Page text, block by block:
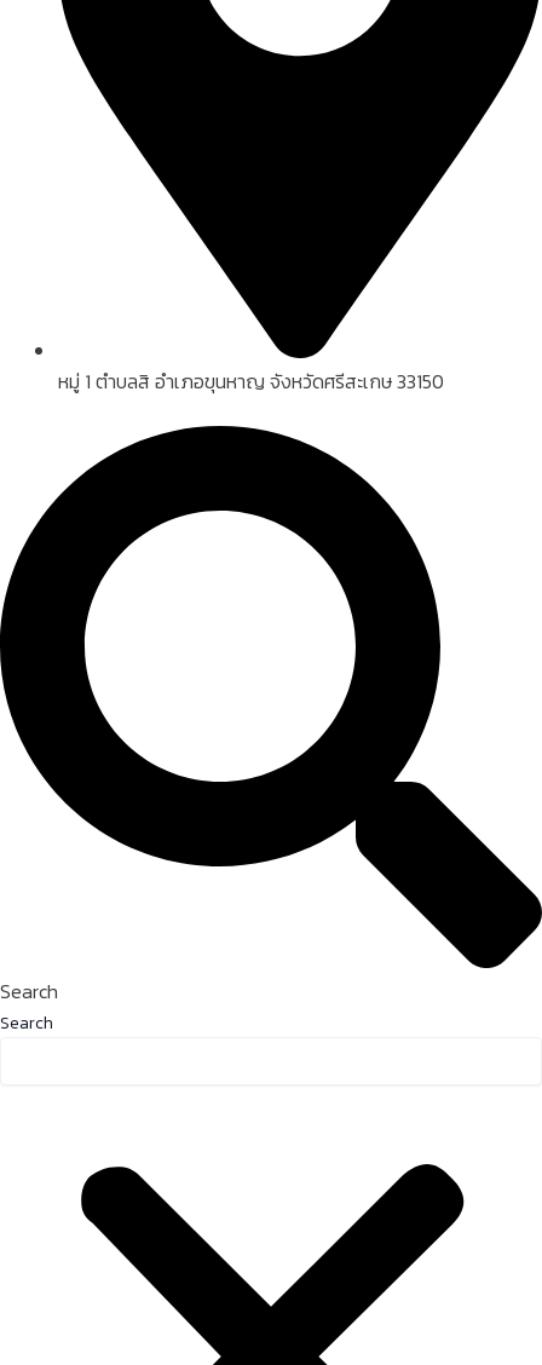
หมู่ 1 ตำบลสิ อำเภอขุนหาญ จังหวัดศรีสะเกษ 33150
Search
Search